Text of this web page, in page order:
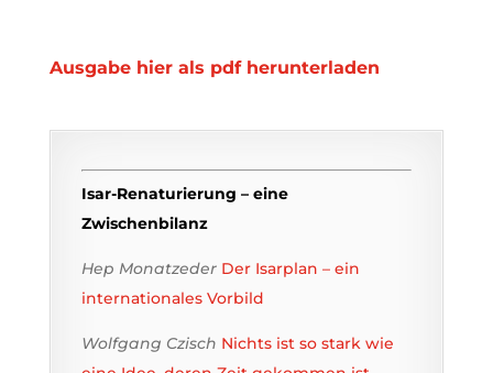
Ausgabe hier als pdf herunterladen
Isar-Renaturierung – eine
Zwischenbilanz
Hep Monatzeder Der Isarplan – ein
internationales Vorbild
Wolfgang Czisch Nichts ist so stark wie